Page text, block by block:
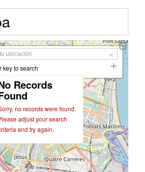
key to search
Records
no records were found.
adjust your search
and try again.